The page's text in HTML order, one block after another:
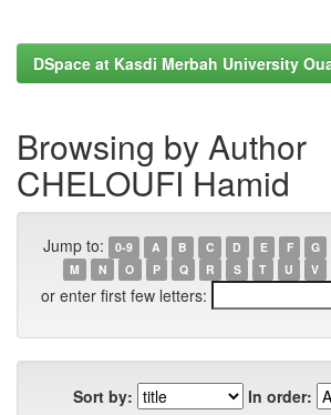
DSpace at Kasdi Merbah University
Browsing by Author
CHELOUFI Hamid
Jump to: 0-9 A B C D E F G
M
N O P Q R S T U V
or enter first few letters:
Sort by:
In order: